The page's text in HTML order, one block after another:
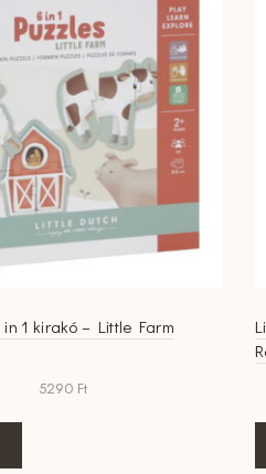
1 kirakó – Little Farm
5290 Ft